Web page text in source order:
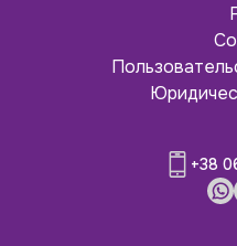
+38